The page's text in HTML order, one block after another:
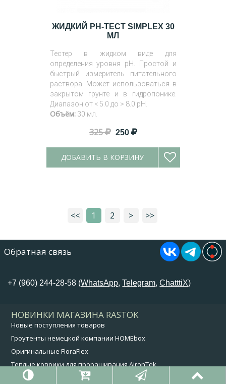
ЖИДКИЙ PH-ТЕСТ SIMPLEX 30
МЛ
Тестер в жидком виде для
определения уровня pH. Простой и
быстрый измеритель питательного
раствора. Может использоваться в
закрытом грунте и в гидропонике.
Диапазон от < 5.0 до > 8.0 pH.
Объём:30 мл.
325 250
ДОБАВИТЬ В КОРЗИНУ
<< 1 2 > >>
Обратная связь
+7 (960) 244-28-58 (WhatsApp,Telegram,ChatttiX)
НОВИНКИ МАГАЗИНА RASTOK
Новые поступления товаров
Гроутенты немецкой компании HOMEbox
Оригинальные FloraFlex
Теплые коврики для проращивания AironTek
Освещение растений Phytolite